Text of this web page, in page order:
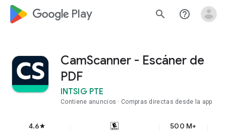
google_logo Play search help_outline
CamScanner - Escáner de
PDF
INTSIG PTE
Contiene anuncios Compras directas desde la app
4.6star 500 M+